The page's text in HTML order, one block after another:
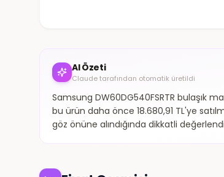
AI Özeti
Claude tarafından otomatik üretildi
Samsung DW60DG540FSRTR bulaşık
bu ürün daha önce 18.680,91 TL'ye
göz önüne alındığında dikkatli